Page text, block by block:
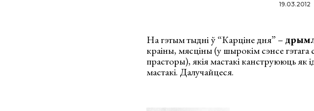
19.03.2012
На гэтым тыдні ў “Карціне дня” –
краіны, мясціны (у шырокім сэнсе гэтага
прасторы), якія мастакі канструююць як
мастакі. Далучайцеся.